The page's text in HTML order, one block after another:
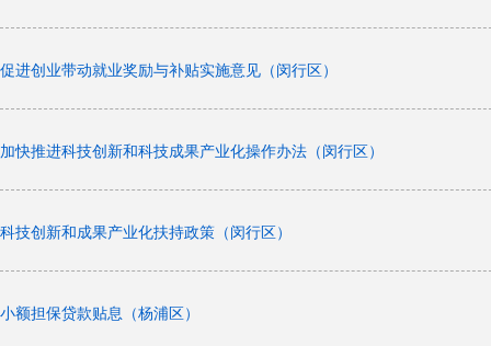
促进创业带动就业奖励与补贴实施意见（闵行区）
加快推进科技创新和科技成果产业化操作办法（闵行区）
科技创新和成果产业化扶持政策（闵行区）
小额担保贷款贴息（杨浦区）